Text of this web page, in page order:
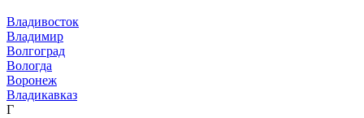
Владивосток
Владимир
Волгоград
Вологда
Воронеж
Владикавказ
Г